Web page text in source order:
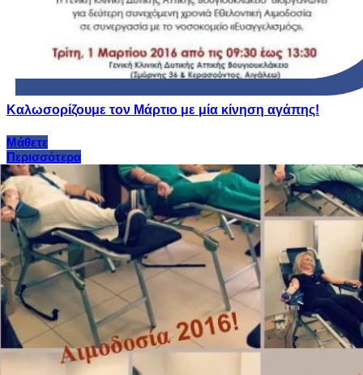
Καλωσορίζουμε τον Μάρτιο με μία κίνηση αγάπης!
Μάθετε
Περισσότερα